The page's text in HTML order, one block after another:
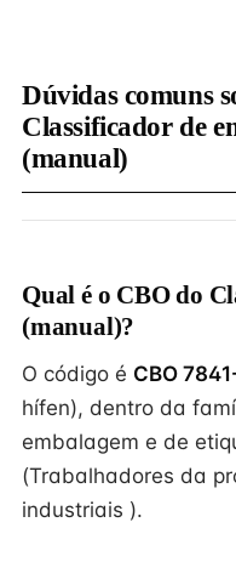
Dúvidas comuns
Classificador de
(manual)
Qual é o CBO do
(manual)?
O código é CBO
hífen), dentro da
embalagem e de
(Trabalhadores da
industriais ).